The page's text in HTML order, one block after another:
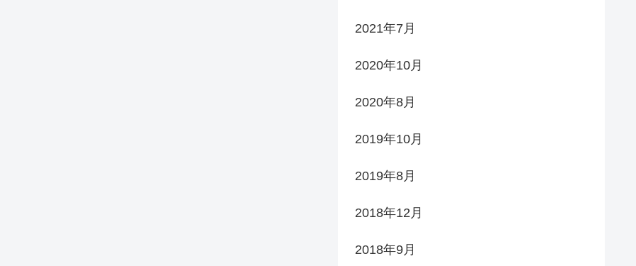
2021年7月
2020年10月
2020年8月
2019年10月
2019年8月
2018年12月
2018年9月